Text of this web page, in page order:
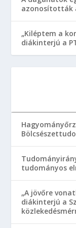
azonosították
„Kiléptem a
diákinterjú a
tudományos
„A jövőre
diákinterjú a